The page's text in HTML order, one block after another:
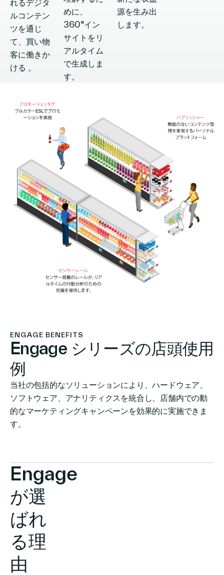
れるデジタ
ルコンテン
ツを通じ
て、買い物
客に働きか
ける 。
めに、
360°イン
サイトをリ
アルタイム
で生成しま
す。
源を生み出
します。
ENGAGE BENEFITS
Engage シリーズの店頭使用
例
当社の包括的なソリューションにより、ハードウェア、
ソフトウェア、アナリティクスを統合し、店舗内での動
的なマーケティングキャンペーンを効果的に実施できま
す。
Engage
が選
ばれ
る理
由